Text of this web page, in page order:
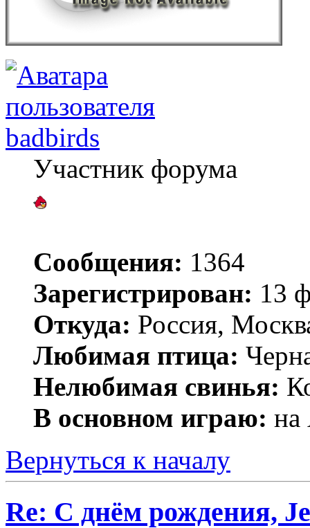
badbirds
Участник форума
Сообщения: 1364
Зарегистрирован: 13
Откуда: Россия,
Любимая птица:
Нелюбимая свинья:
В основном играю: на
Вернуться к началу
Re: С днём рождения,